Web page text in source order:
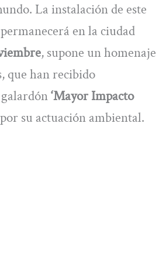
La instalación de este
en la ciudad
, supone un homenaje
que han recibido
‘Mayor Impacto
por su actuación ambiental.